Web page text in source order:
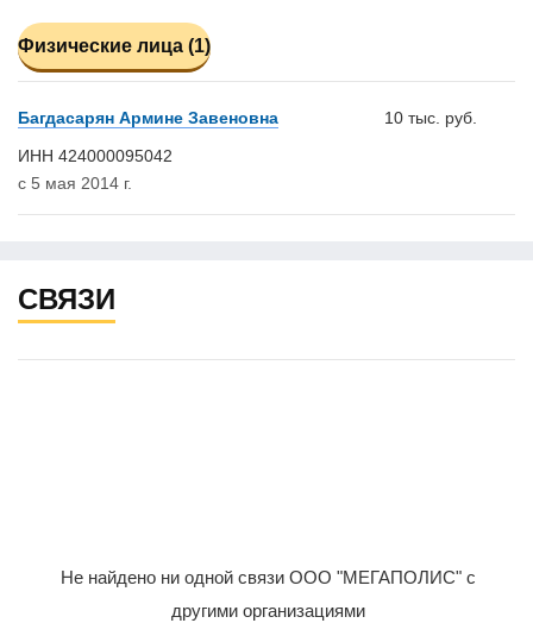
Физические лица (1)
Багдасарян Армине Завеновна
ИНН 424000095042
с 5 мая 2014 г.
10 тыс. руб.
СВЯЗИ
Не найдено ни одной связи ООО "МЕГАПОЛИС" с
другими организациями